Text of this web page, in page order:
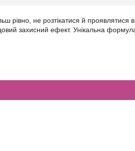
рівно, не розтікатися й проявлятися в
захисний ефект. Унікальна